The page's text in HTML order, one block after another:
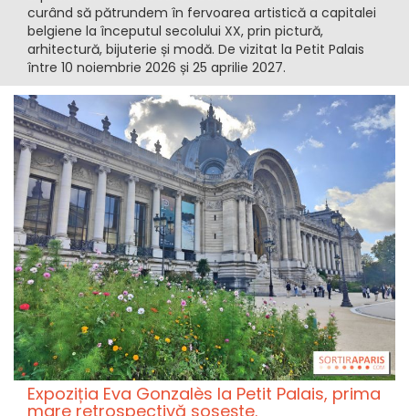
curând să pătrundem în fervoarea artistică a capitalei
belgiene la începutul secolului XX, prin pictură,
arhitectură, bijuterie și modă. De vizitat la Petit Palais
între 10 noiembrie 2026 și 25 aprilie 2027.
Expoziția Eva Gonzalès la Petit Palais, prima
mare retrospectivă sosește.